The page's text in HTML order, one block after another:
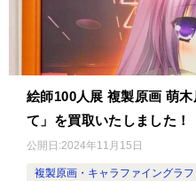
絵師100人展 複製原画 萌
て」を買取いたしました！
公開日:2024年11月15日
複製原画・キャラファイングラフ